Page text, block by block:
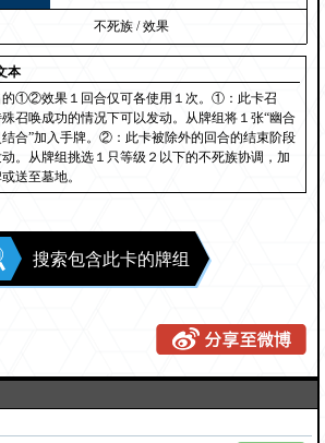
不死族 / 效果
本
的①②效果１回合仅可各使用１次。①：此卡召
召唤成功的情况下可以发动。从牌组将１张“幽合
结合”加入手牌。②：此卡被除外的回合的结束阶段
。从牌组挑选１只等级２以下的不死族协调，加
送至墓地。
搜索包含此卡的牌组